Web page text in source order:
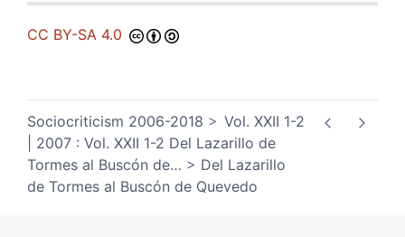
CC BY-SA 4.0
Sociocriticism 2006-2018
Vol. XXII 1-2
| 2007 : Vol. XXII 1-2 Del Lazarillo de
Tormes al Buscón de…
Del Lazarillo
de Tormes al Buscón de Quevedo